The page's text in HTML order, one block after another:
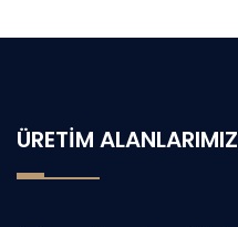
ÜRETIM ALANLARIMIZ